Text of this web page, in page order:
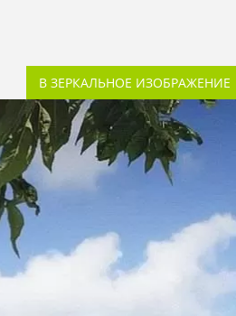
В ЗЕРКАЛЬНОЕ ИЗОБРАЖЕНИЕ